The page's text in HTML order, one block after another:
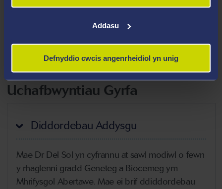
Addasu
Defnyddio cwcis angenrheidiol yn unig
Genomeg microbaidd
Nanocages protein
Streptomyce
Uchafbwyntiau Gyrfa
Diddordebau Addysgu
Mae Dr Del Sol yn cyfrannu at sawl modiwl o fewn
y rhaglenni gradd Geneteg a Biocemeg ym
Mhrifysgol Abertawe. Mae ei brif ddiddordebau